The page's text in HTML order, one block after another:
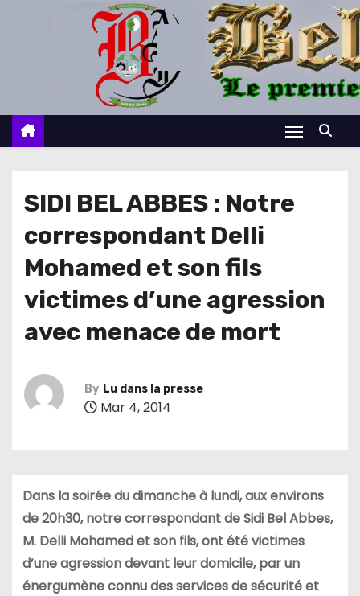
c
SIDI BEL ABBES : Notre
correspondant Delli
Mohamed et son fils
victimes d’une agression
avec menace de mort
By Lu dans la presse
Mar 4, 2014
Dans la soirée du dimanche à lundi, aux environs
de 20h30, notre correspondant de Sidi Bel Abbes,
M. Delli Mohamed et son fils, ont été victimes
d’une agression devant leur domicile, par un
énergumène connu des services de sécurité et